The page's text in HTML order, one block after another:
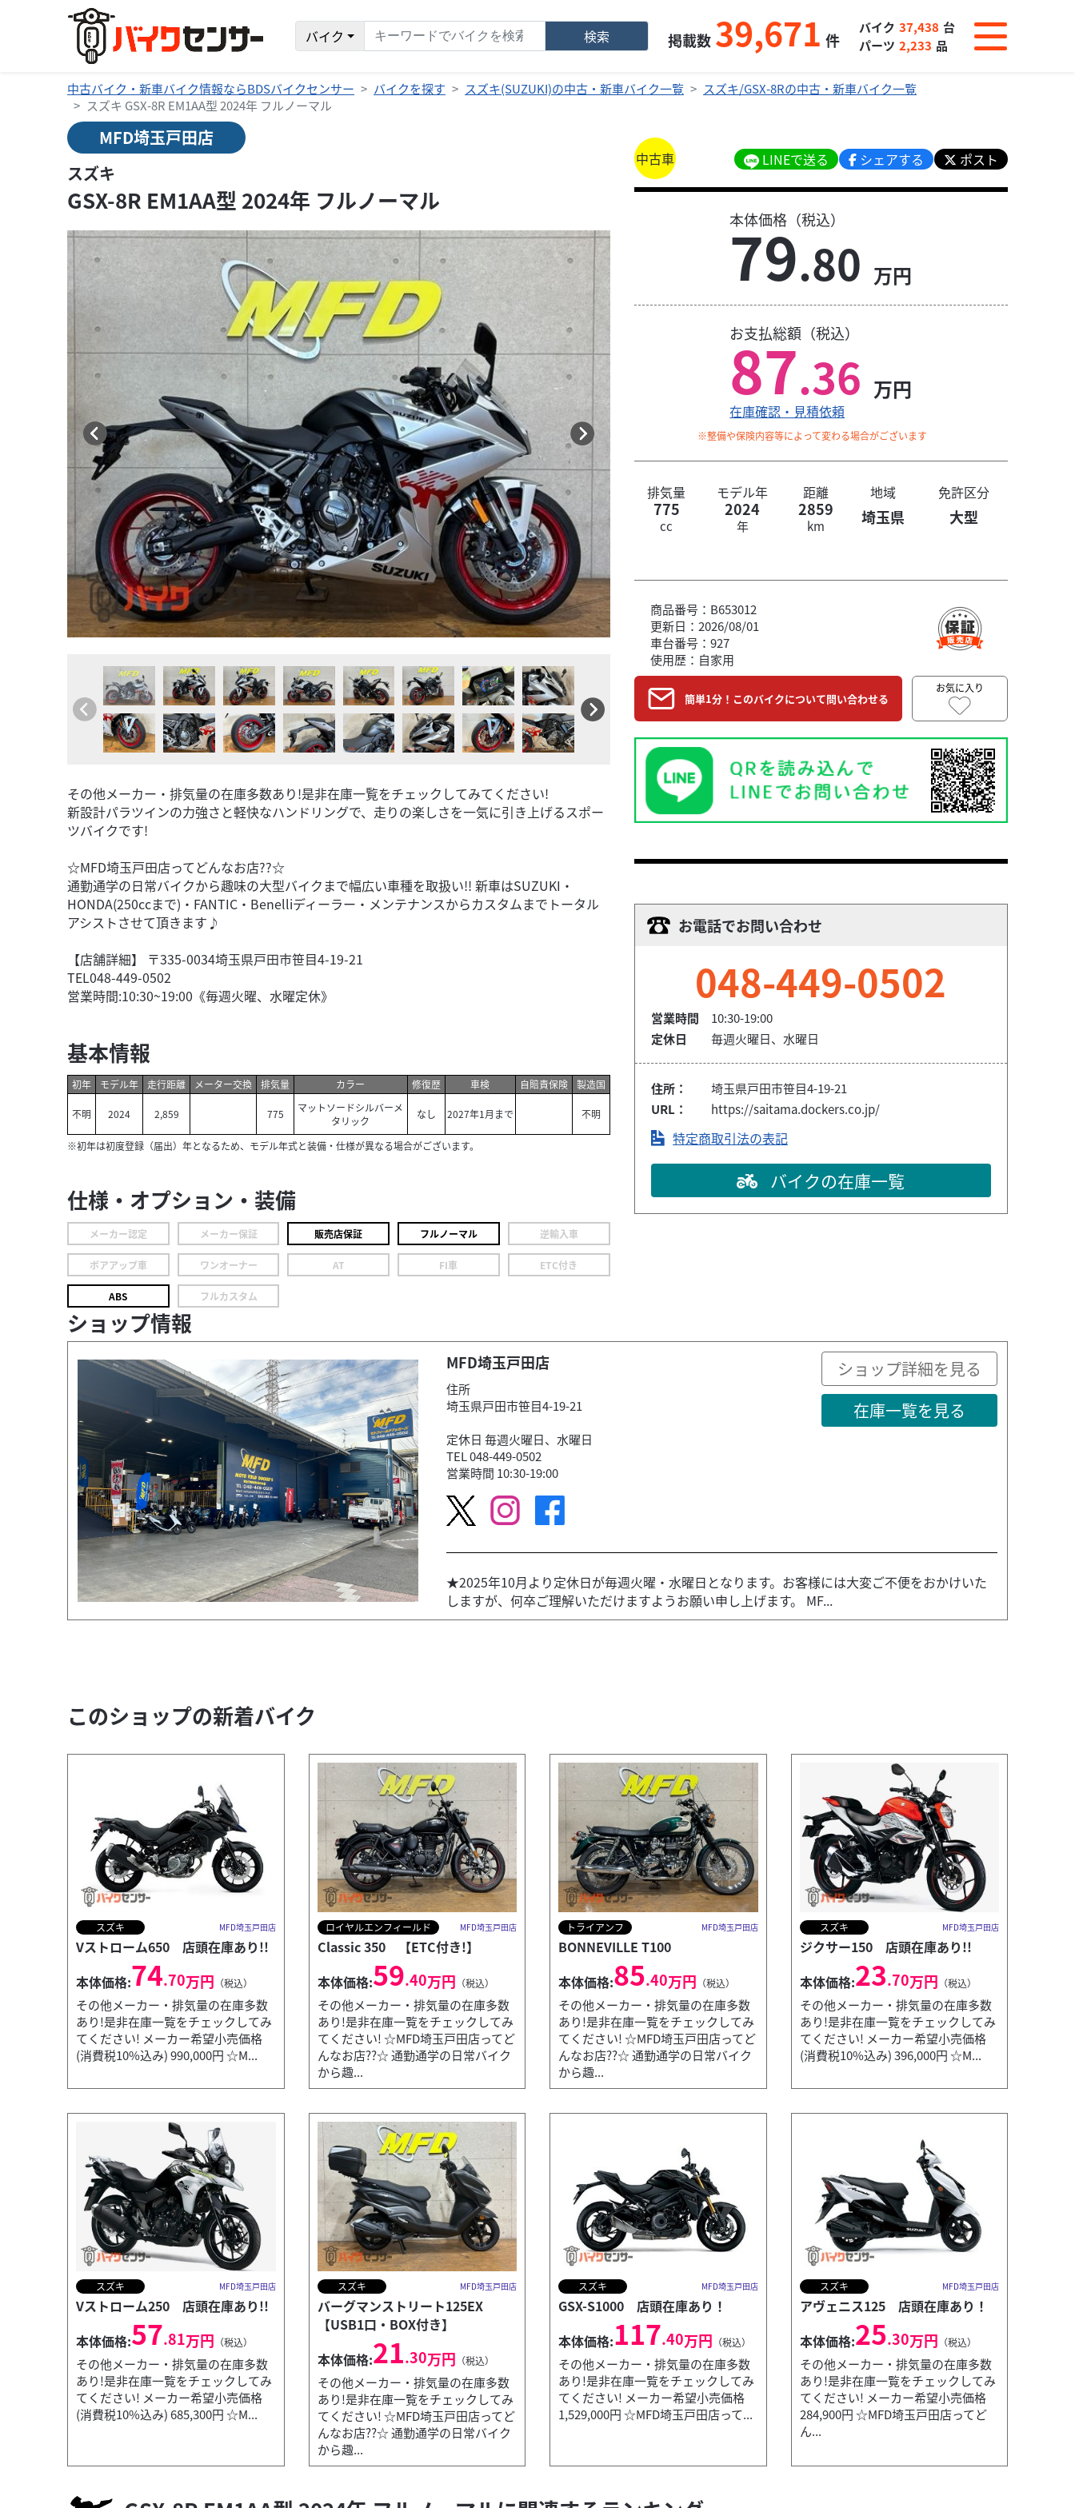
バイク 検索 掲載数 39,671 件
バイク 37,438 台
パーツ 2,233 品
中古バイク・新車バイク情報ならBDSバイクセンサー バイクを探す スズキ(SUZUKI)の中古・新車バイク一覧
スズキ/GSX-8Rの中古・新車バイク一覧
スズキ GSX-8R EM1AA型 2024年 フルノーマル
MFD埼玉戸田店
スズキ
GSX-8R EM1AA型 2024年 フルノーマル
その他メーカー・排気量の在庫多数あり!是非在庫一覧をチェックしてみてください!
新設計パラツインの力強さと軽快なハンドリングで、走りの楽しさを一気に引き上げるスポー
ツバイクです!
☆MFD埼玉戸田店ってどんなお店??☆
通勤通学の日常バイクから趣味の大型バイクまで幅広い車種を取扱い!! 新車はSUZUKI・
HONDA(250ccまで)・FANTIC・Benelliディーラー・メンテナンスからカスタムまでトータル
アシストさせて頂きます♪
【店舗詳細】 〒335-0034埼玉県戸田市笹目4-19-21
TEL048-449-0502
営業時間:10:30~19:00《毎週火曜、水曜定休》
基本情報
初年
不明
モデル年
2024
走行距離
2,859
メーター交換 排気量
775
カラー
マットソードシルバーメ
タリック
修復歴
なし
車検
2027年1月まで
自賠責保険 製造国
不明
※初年は初度登録（届出）年となるため、モデル年式と装備・仕様が異なる場合がございます。
仕様・オプション・装備
メーカー認定 メーカー保証 販売店保証 フルノーマル 逆輸入車
ボアアップ車 ワンオーナー AT FI車 ETC付き
ABS フルカスタム
中古車 LINEで送る シェアする ポスト
本体価格（税込）
79.80 万円
お支払総額（税込）
87.36 万円
在庫確認・見積依頼
※整備や保険内容等によって変わる場合がございます
排気量 モデル年 距離 地域 免許区分
775
cc
2024
年
2859
km 埼玉県 大型
商品番号：B653012
更新日：2026/08/01
車台番号：927
使用歴：自家用
簡単1分！このバイクについて問い合わせる
お気に入り
お電話でお問い合わせ
048-449-0502
営業時間
10:30-19:00
定休日
毎週火曜日、水曜日
住所：
埼玉県戸田市笹目4-19-21
URL：
https://saitama.dockers.co.jp/
特定商取引法の表記
バイクの在庫一覧
ショップ情報
MFD埼玉戸田店
住所
埼玉県戸田市笹目4-19-21
定休日 毎週火曜日、水曜日
TEL 048-449-0502
営業時間 10:30-19:00
ショップ詳細を見る
在庫一覧を見る
★2025年10月より定休日が毎週火曜・水曜日となります。お客様には大変ご不便をおかけいた
しますが、何卒ご理解いただけますようお願い申し上げます。 MF...
このショップの新着バイク
Classic 350 【ETC付き!】
本体価格:59.40 万円（税込）
スズキ MFD埼玉戸田店
Vストローム650 店頭在庫あり!!
本体価格:74.70万円 （税込）
その他メーカー・排気量の在庫多数
あり!是非在庫一覧をチェックしてみ
てください! メーカー希望小売価格
(消費税10%込み) 990,000円 ☆M...
ロイヤルエンフィールド MFD埼玉戸田店
Classic 350 【ETC付き!】
本体価格:59.40万円 （税込）
その他メーカー・排気量の在庫多数
あり!是非在庫一覧をチェックしてみ
てください! ☆MFD埼玉戸田店ってど
んなお店??☆ 通勤通学の日常バイク
から趣...
トライアンフ MFD埼玉戸田店
BONNEVILLE T100
本体価格:85.40万円 （税込）
その他メーカー・排気量の在庫多数
あり!是非在庫一覧をチェックしてみ
てください! ☆MFD埼玉戸田店ってど
んなお店??☆ 通勤通学の日常バイク
から趣...
スズキ MFD埼玉戸田店
ジクサー150 店頭在庫あり!!
本体価格:23.70万円 （税込）
その他メーカー・排気量の在庫多数
あり!是非在庫一覧をチェックしてみ
てください! メーカー希望小売価格
(消費税10%込み) 396,000円 ☆M...
スズキ MFD埼玉戸田店
Vストローム250 店頭在庫あり!!
本体価格:57.81万円 （税込）
その他メーカー・排気量の在庫多数
あり!是非在庫一覧をチェックしてみ
てください! メーカー希望小売価格
(消費税10%込み) 685,300円 ☆M...
スズキ MFD埼玉戸田店
バーグマンストリート125EX
【USB1口・BOX付き】
本体価格:21.30万円 （税込）
その他メーカー・排気量の在庫多数
あり!是非在庫一覧をチェックしてみ
てください! ☆MFD埼玉戸田店ってど
んなお店??☆ 通勤通学の日常バイク
から趣...
スズキ MFD埼玉戸田店
GSX-S1000 店頭在庫あり！
本体価格:117.40万円 （税込）
その他メーカー・排気量の在庫多数
あり!是非在庫一覧をチェックしてみ
てください! メーカー希望小売価格
1,529,000円 ☆MFD埼玉戸田店って...
スズキ MFD埼玉戸田店
アヴェニス125 店頭在庫あり！
本体価格:25.30万円 （税込）
その他メーカー・排気量の在庫多数
あり!是非在庫一覧をチェックしてみ
てください! メーカー希望小売価格
284,900円 ☆MFD埼玉戸田店ってど
ん...